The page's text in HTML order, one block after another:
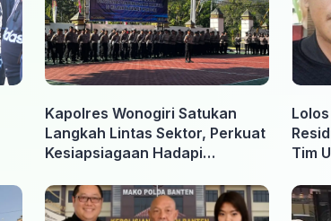
Kapolres Wonogiri Satukan
Langkah Lintas Sektor, Perkuat
Kesiapsiagaan Hadapi
Tim